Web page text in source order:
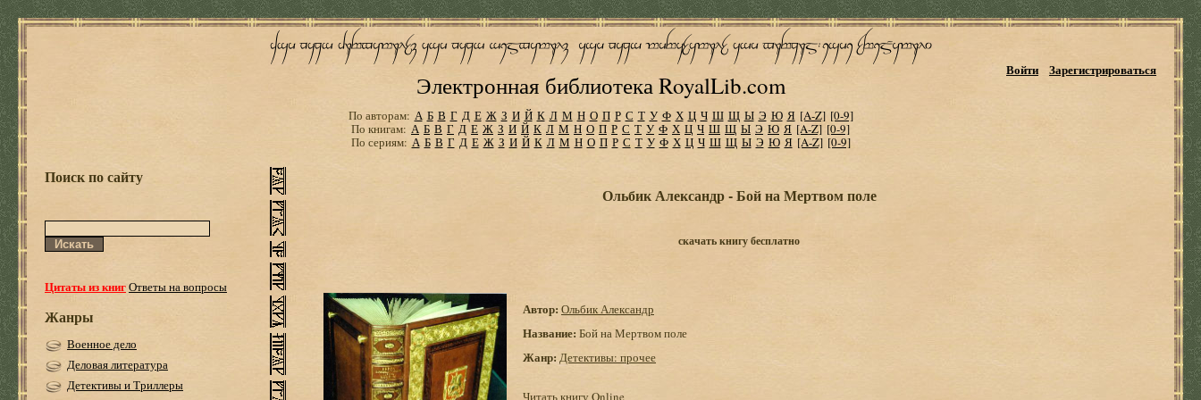
Электронная библиотека RoyalLib.com
Войти Зарегистрироваться
По авторам: А Б В Г Д Е Ж З И Й К Л М Н О П Р С Т У Ф Х Ц Ч Ш Щ Ы Э Ю Я [A-Z] [0-9]
По книгам: А Б В Г Д Е Ж З И Й К Л М Н О П Р С Т У Ф Х Ц Ч Ш Щ Ы Э Ю Я [A-Z] [0-9]
По сериям: А Б В Г Д Е Ж З И Й К Л М Н О П Р С Т У Ф Х Ц Ч Ш Щ Ы Э Ю Я [A-Z] [0-9]
Поиск по сайту
Цитаты из книгОтветы на вопросы
Жанры
Военное дело
Деловая литература
Детективы и Триллеры
Ольбик Александр - Бой на Мертвом поле
скачать книгу бесплатно
Автор: Ольбик Александр
Название: Бой на Мертвом поле
Жанр: Детективы: прочее
Читать книгу Online